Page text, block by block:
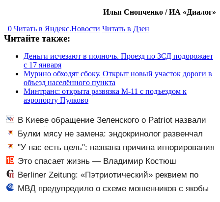
Илья Снопченко / ИА «Диалог»
0 Читать в Яндекс.Новости Читать в Дзен
Читайте также:
Деньги исчезают в полночь. Проезд по ЗСД подорожает
с 17 января
Мурино обходят сбоку. Открыт новый участок дороги в
объезд населённого пункта
Минтранс: открыта развязка М-11 с подъездом к
аэропорту Пулково
В Киеве обращение Зеленского о Patriot назвали
«комедией»
Булки мясу не замена: эндокринолог развенчал
один из набирающих популярность мифов о питании
"У нас есть цель": названа причина игнорирования
Западом терроризма Киева
Это спасает жизнь — Владимир Костюш
обратился к населению Хакасии
Berliner Zeitung: «Пэтриотический» реквием по
Украине Трампом сыгран по нотам Путина
МВД предупредило о схеме мошенников с якобы